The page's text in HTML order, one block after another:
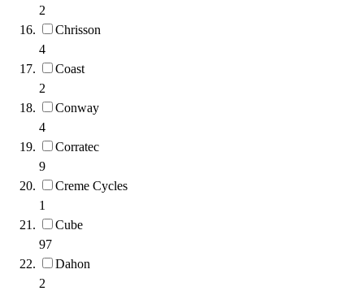
2
Chrisson
4
Coast
2
Conway
4
Corratec
9
Creme Cycles
1
Cube
97
Dahon
2